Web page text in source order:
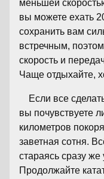
меньшей
вы можете ехать
сохранить вам
встречным,
скорость и
Чаще отдыхайте,
Если все
вы почувствуете
километров
заветная сотня.
стараясь сразу
Продолжайте